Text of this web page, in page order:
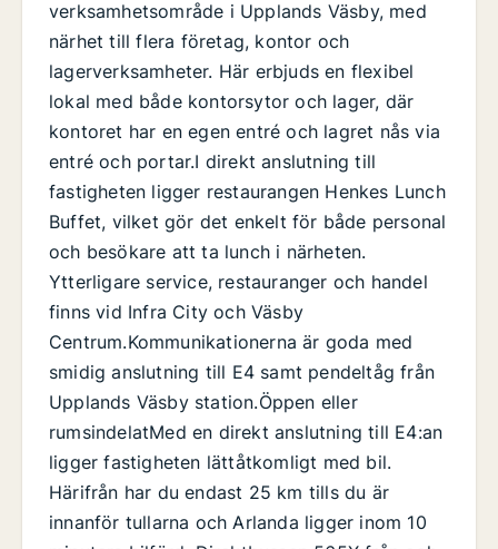
verksamhetsområde i Upplands Väsby, med
närhet till flera företag, kontor och
lagerverksamheter. Här erbjuds en flexibel
lokal med både kontorsytor och lager, där
kontoret har en egen entré och lagret nås via
entré och portar.I direkt anslutning till
fastigheten ligger restaurangen Henkes Lunch
Buffet, vilket gör det enkelt för både personal
och besökare att ta lunch i närheten.
Ytterligare service, restauranger och handel
finns vid Infra City och Väsby
Centrum.Kommunikationerna är goda med
smidig anslutning till E4 samt pendeltåg från
Upplands Väsby station.Öppen eller
rumsindelatMed en direkt anslutning till E4:an
ligger fastigheten lättåtkomligt med bil.
Härifrån har du endast 25 km tills du är
innanför tullarna och Arlanda ligger inom 10